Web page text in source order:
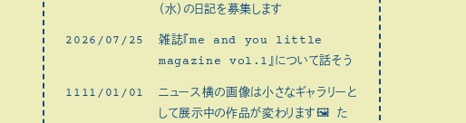
（水）の日記を募集します
2026/07/25
雑誌『me and you little
magazine vol.1』について話そう
1111/01/01
ニュース横の画像は小さなギャラリーと
して展示中の作品が変わります🖼 た